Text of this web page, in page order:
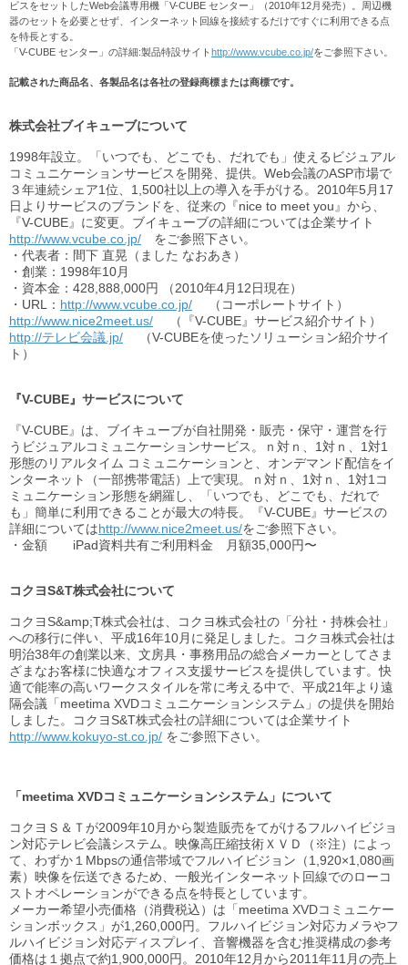
ビスをセットしたWeb会議専用機「V-CUBE センター」（2010年12月発売）。周辺機
器のセットを必要とせず、インターネット回線を接続するだけですぐに利用できる点
を特長とする。
「V-CUBE センター」の詳細:製品特設サイト http://www.vcube.co.jp/をご参照下さい。
記載された商品名、各製品名は各社の登録商標または商標です。
株式会社ブイキューブについて
1998年設立。「いつでも、どこでも、だれでも」使えるビジュアル
コミュニケーションサービスを開発、提供。Web会議のASP市場で
３年連続シェア1位、1,500社以上の導入を手がける。2010年5月17
日よりサービスのブランドを、従来の『nice to meet you』から、
『V-CUBE』に変更。ブイキューブの詳細については企業サイト
http://www.vcube.co.jp/ をご参照下さい。
・代表者：間下 直晃（ました なおあき）
・創業：1998年10月
・資本金：428,888,000円 （2010年4月12日現在）
・URL： http://www.vcube.co.jp/ （コーポレートサイト）
http://www.nice2meet.us/ （『V-CUBE』サービス紹介サイト）
http://テレビ会議.jp/ （V-CUBEを使ったソリューション紹介サイ
ト）
『V-CUBE』サービスについて
『V-CUBE』は、ブイキューブが自社開発・販売・保守・運営を行
うビジュアルコミュニケーションサービス。ｎ対ｎ、1対ｎ、1対1
形態のリアルタイム コミュニケーションと、オンデマンド配信をイ
ンターネット（一部携帯電話）上で実現。ｎ対ｎ、1対ｎ、1対1コ
ミュニケーション形態を網羅し、「いつでも、どこでも、だれで
も」簡単に利用できることが最大の特長。『V-CUBE』サービスの
詳細についてはhttp://www.nice2meet.us/をご参照下さい。
・金額 iPad資料共有ご利用料金 月額35,000円〜
コクヨS&T株式会社について
コクヨS&amp;T株式会社は、コクヨ株式会社の「分社・持株会社」
への移行に伴い、平成16年10月に発足しました。コクヨ株式会社は
明治38年の創業以来、文房具・事務用品の総合メーカーとしてさま
ざまなお客様に快適なオフィス支援サービスを提供しています。快
適で能率の高いワークスタイルを常に考える中で、平成21年より遠
隔会議「meetima XVDコミュニケーションシステム」の提供を開始
しました。コクヨS&T株式会社の詳細については企業サイト
http://www.kokuyo-st.co.jp/ をご参照下さい。
「meetima XVDコミュニケーションシステム」について
コクヨＳ＆Ｔが2009年10月から製造販売をてがけるフルハイビジョ
ン対応テレビ会議システム。映像高圧縮技術ＸＶＤ（※注）によっ
て、わずか１Mbpsの通信帯域でフルハイビジョン（1,920×1,080画
素）映像を伝送できるため、一般光インターネット回線でのローコ
ストオペレーションができる点を特長としています。
メーカー希望小売価格（消費税込）は「meetima XVDコミュニケー
ションボックス」が1,260,000円。フルハイビジョン対応カメラやフ
ルハイビジョン対応ディスプレイ、音響機器を含む推奨構成の参考
価格は１拠点で約1,900,000円。2010年12月から2011年11月の売上